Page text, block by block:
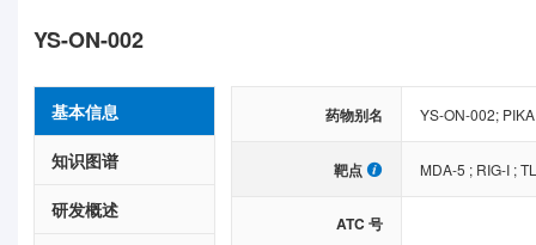
YS-ON-002
基本信息
知识图谱
研发概述
药物别名 YS-ON-002;
靶点 MDA-5 ; RIG-I ;
ATC 号